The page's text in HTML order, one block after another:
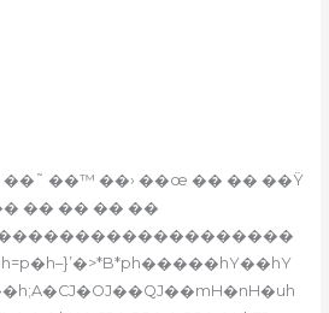
��˜ ��™ ��› ��œ �� �� ��Ÿ
�� �� �� ��